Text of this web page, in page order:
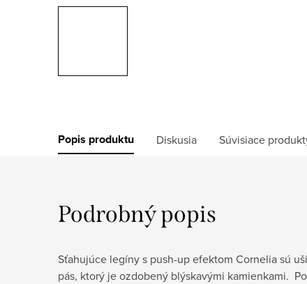
Popis produktu Diskusia Súvisiace
Podrobný popis
Sťahujúce legíny s push-up efektom Cornelia sú
pás, ktorý je ozdobený blýskavými kamienkami.